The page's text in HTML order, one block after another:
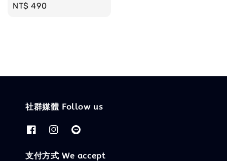
Regular
NT$ 490
社群媒體 Follow us
支付方式 We accept